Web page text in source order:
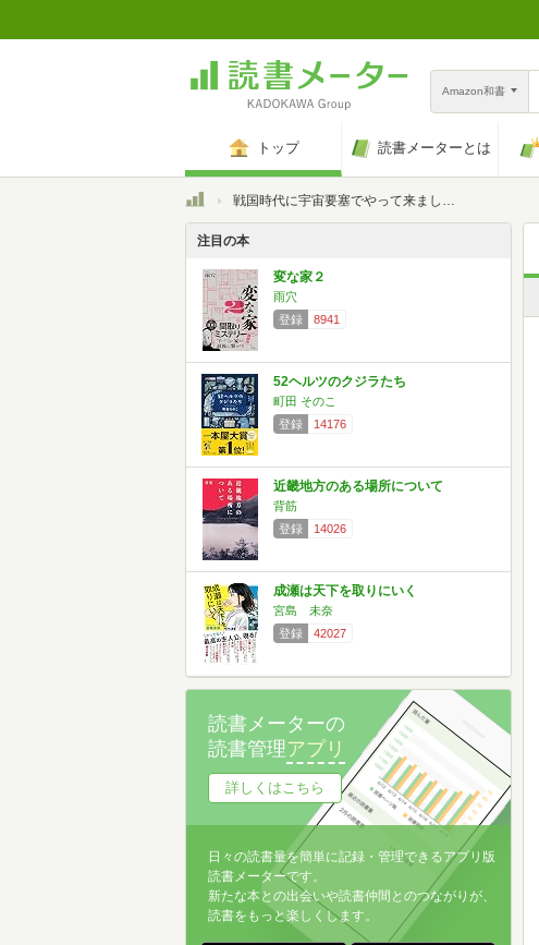
Amazon和書
トップ 読書メーターとは
トップ戦国時代に宇宙要塞でやって来ました。
注目の本
変な家２
雨穴
登録
8941
52ヘルツのクジラたち
町田 そのこ
登録
14176
近畿地方のある場所について
背筋
登録
14026
成瀬は天下を取りにいく
宮島 未奈
登録
42027
読書メーターの
読書管理アプリ
詳しくはこちら
日々の読書量を簡単に記録・管理できるアプリ版
読書メーターです。
新たな本との出会いや読書仲間とのつながりが、
読書をもっと楽しくします。